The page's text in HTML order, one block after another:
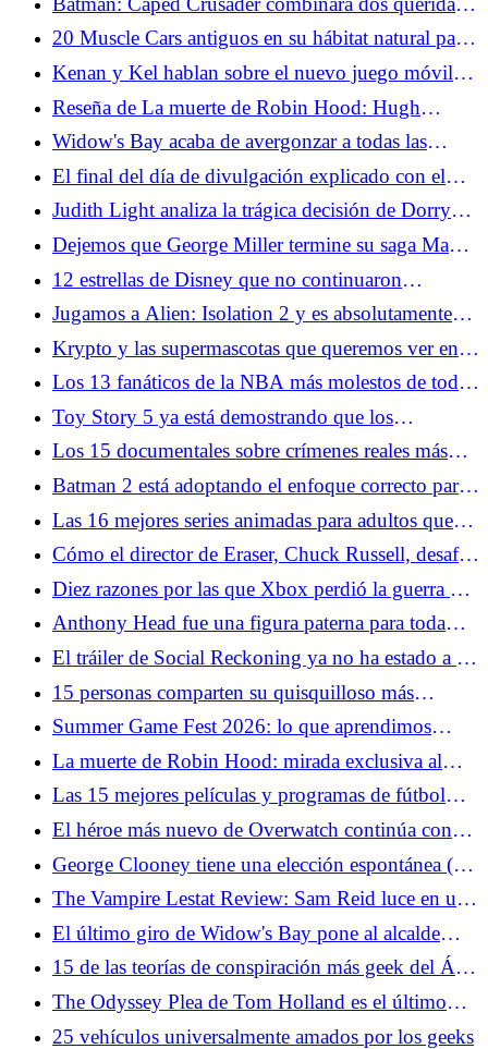
historias de Batman en la temporada 2
20 Muscle Cars antiguos en su hábitat natural para
todos los amantes de los engranajes
Kenan y Kel hablan sobre el nuevo juego móvil
Fizzy y la expansión de su marca
Reseña de La muerte de Robin Hood: Hugh
Jackman lidera una elegía maravillosamente brutal
Widow's Bay acaba de avergonzar a todas las
últimas chicas
El final del día de divulgación explicado con el
guionista
Judith Light analiza la trágica decisión de Dorry
sobre El terror: el diablo de plata
Dejemos que George Miller termine su saga Mad
Max
12 estrellas de Disney que no continuaron
actuando
Jugamos a Alien: Isolation 2 y es absolutamente
aterrador
Krypto y las supermascotas que queremos ver en el
DCU
Los 13 fanáticos de la NBA más molestos de todos
los tiempos
Toy Story 5 ya está demostrando que los
escépticos están equivocados
Los 15 documentales sobre crímenes reales más
aterradores
Batman 2 está adoptando el enfoque correcto para
The Penguin
Las 16 mejores series animadas para adultos que
probablemente nunca hayas visto
Cómo el director de Eraser, Chuck Russell, desafió
a Arnold Schwarzenegger
Diez razones por las que Xbox perdió la guerra de
las consolas
Anthony Head fue una figura paterna para toda
una generación de fanáticos del género
El tráiler de Social Reckoning ya no ha estado a la
altura de la red social
15 personas comparten su quisquilloso más
pedante de Star Wars
Summer Game Fest 2026: lo que aprendimos
sobre Resident Evil Veronica
La muerte de Robin Hood: mirada exclusiva al
Desenmascaramiento de una leyenda de Hugh
Jackman
Las 15 mejores películas y programas de fútbol
para ponerte de humor para la Copa Mundial
El héroe más nuevo de Overwatch continúa con
los errores de diseño de personajes del juego
George Clooney tiene una elección espontánea (y
sólida) para el próximo James Bond
The Vampire Lestat Review: Sam Reid luce en una
nueva y ambiciosa "Entrevista" Capítulo
El último giro de Widow's Bay pone al alcalde
Tom en una situación imposible
15 de las teorías de conspiración más geek del Área
51
The Odyssey Plea de Tom Holland es el último
intento de la Generación Z para salvar el cine
25 vehículos universalmente amados por los geeks